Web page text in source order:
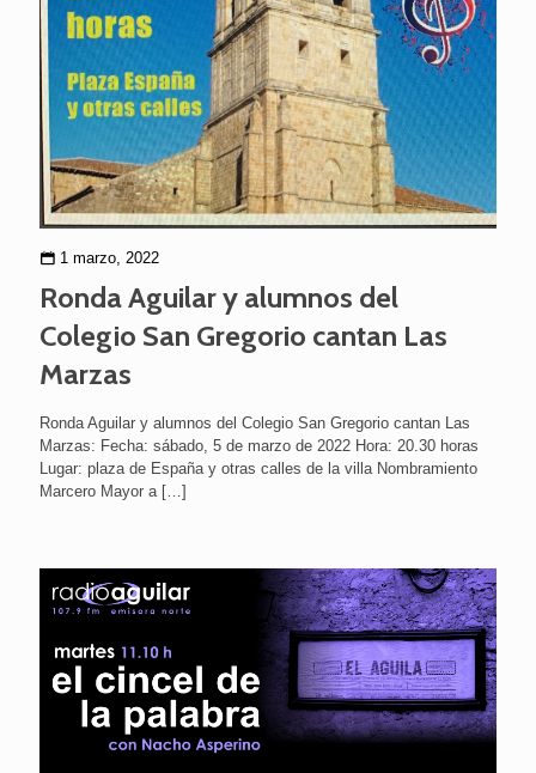
1 marzo, 2022
Ronda Aguilar y alumnos del
Colegio San Gregorio cantan Las
Marzas
Ronda Aguilar y alumnos del Colegio San Gregorio cantan Las
Marzas: Fecha: sábado, 5 de marzo de 2022 Hora: 20.30 horas
Lugar: plaza de España y otras calles de la villa Nombramiento
Marcero Mayor a […]